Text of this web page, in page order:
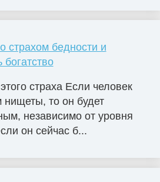
страхом бедности и
богатство
страха Если человек
нищеты, то он будет
независимо от уровня
он сейчас б...